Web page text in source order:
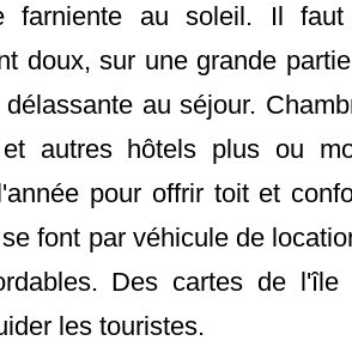
farniente au soleil. Il
doux, sur une grande
au séjour.
et autres hôtels plus ou
pour offrir toit et
font par véhicule de
Des cartes de
les touristes.